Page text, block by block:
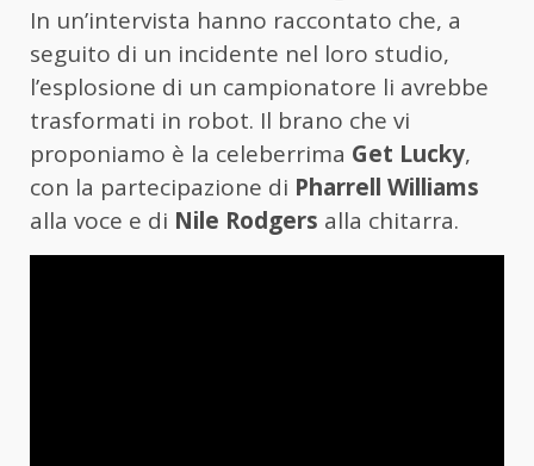
In un’intervista hanno raccontato che, a
seguito di un incidente nel loro studio,
l’esplosione di un campionatore li avrebbe
trasformati in robot. Il brano che vi
proponiamo è la celeberrima Get Lucky,
con la partecipazione di Pharrell Williams
alla voce e di Nile Rodgers alla chitarra.